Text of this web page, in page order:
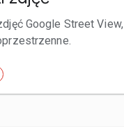
Google Street